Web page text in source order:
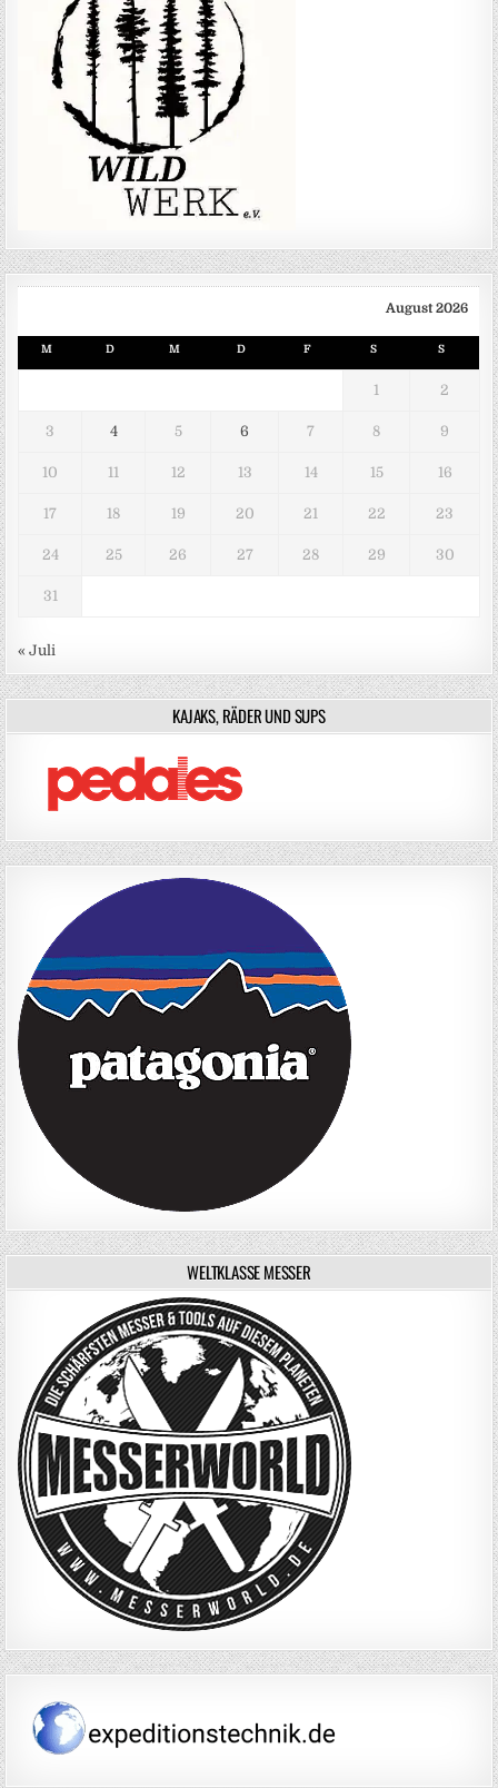
August 2026
M D M D F S S
1 2
3 4 5 6 7 8 9
10 11 12 13 14 15 16
17 18 19 20 21 22 23
24 25 26 27 28 29 30
31
« Juli
KAJAKS, RÄDER UND SUPS
WELTKLASSE MESSER